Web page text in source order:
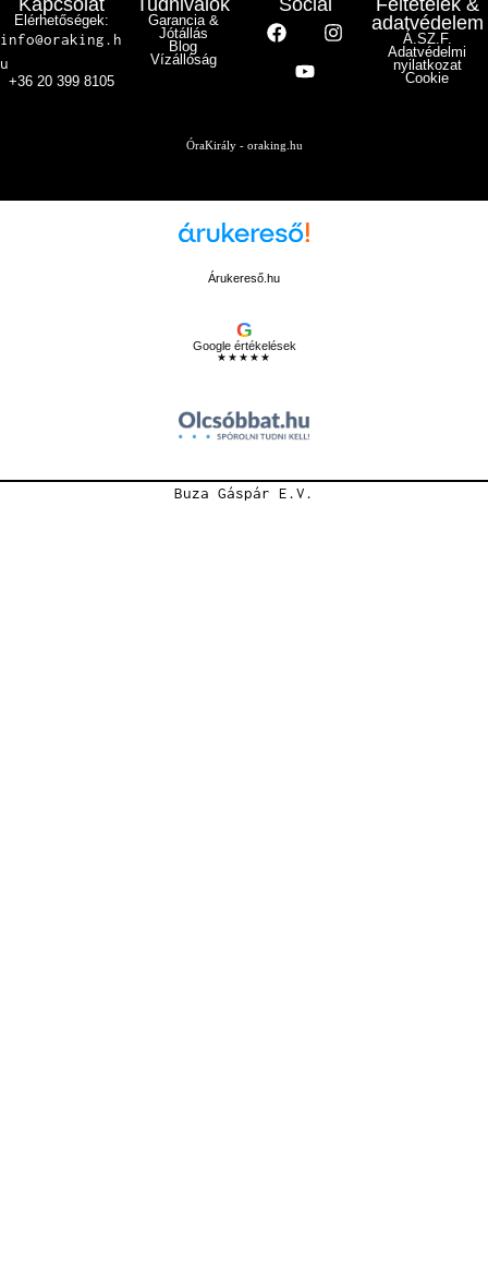
Elérhetőségek:
info@oraking.h
u
+36 20 399 8105
Garancia &
Jótállás
Blog
Vízállóság
adatvédelem
Á.SZ.F.
Adatvédelmi
nyilatkozat
Cookie
ÓraKirály - oraking.hu
Árukereső.hu
G
Google értékelések
★★★★★
Buza Gáspár E.V.